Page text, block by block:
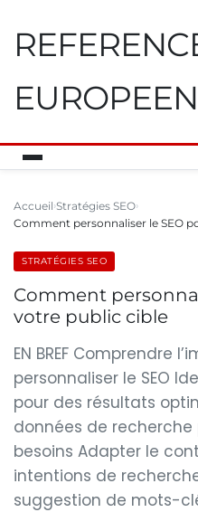
EUROPEEN
Accueil Stratégies SEO
Comment personnaliser le SEO
STRATÉGIES SEO
Comment
votre public cible
EN BREF Comprendre
personnaliser le SEO
pour des résultats
données de recherche
besoins Adapter le
intentions de
suggestion de mots-